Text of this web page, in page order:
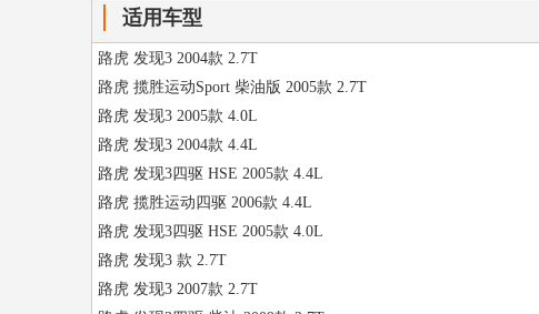
【路虎】XPE500110
【路虎】XPC500120PVJ
【路虎】
【路虎】
【路虎】
【路虎】XPC500100PVJ
【】
【】
【】
【】
【】
适用车型
路虎 发现3 2004款 2.7T
路虎 揽胜运动Sport 柴油版 2005款 2.7T
路虎 发现3 2005款 4.0L
路虎 发现3 2004款 4.4L
路虎 发现3四驱 HSE 2005款 4.4L
路虎 揽胜运动四驱 2006款 4.4L
路虎 发现3四驱 HSE 2005款 4.0L
路虎 发现3 款 2.7T
路虎 发现3 2007款 2.7T